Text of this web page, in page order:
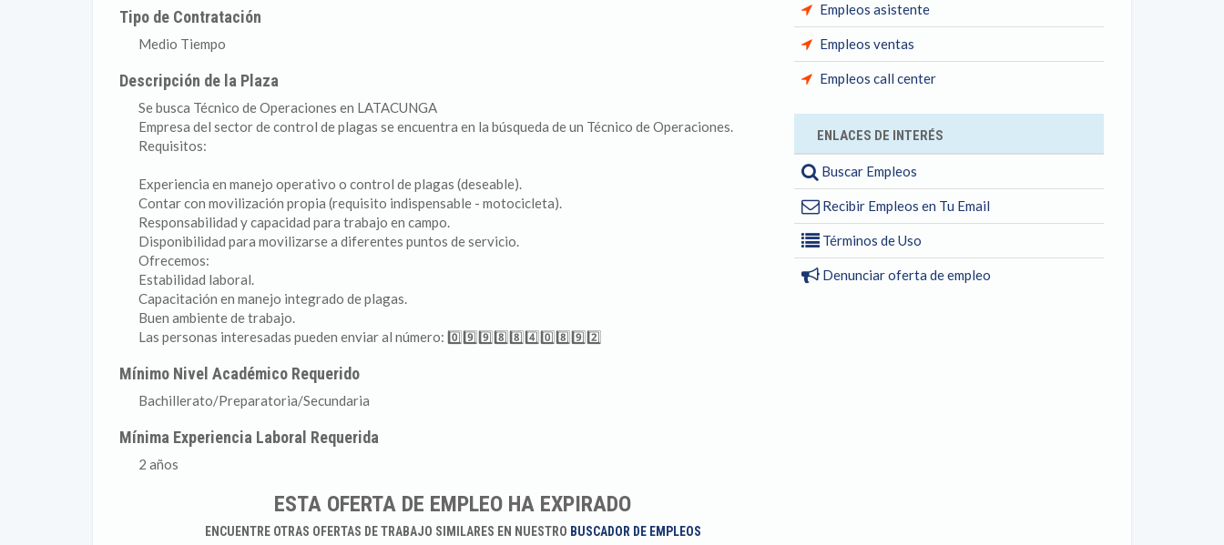
Tipo de Contratación
Medio Tiempo
Descripción de la Plaza
Se busca Técnico de Operaciones en LATACUNGA
Empresa del sector de control de plagas se encuentra en la búsqueda de un Técnico de Operaciones.
Requisitos:
Experiencia en manejo operativo o control de plagas (deseable).
Contar con movilización propia (requisito indispensable - motocicleta).
Responsabilidad y capacidad para trabajo en campo.
Disponibilidad para movilizarse a diferentes puntos de servicio.
Ofrecemos:
Estabilidad laboral.
Capacitación en manejo integrado de plagas.
Buen ambiente de trabajo.
Las personas interesadas pueden enviar al número: 0️⃣9️⃣9️⃣8️⃣8️⃣4️⃣0️⃣8️⃣9️⃣2️⃣
Mínimo Nivel Académico Requerido
Bachillerato/Preparatoria/Secundaria
Mínima Experiencia Laboral Requerida
2 años
ESTA OFERTA DE EMPLEO HA EXPIRADO
ENCUENTRE OTRAS OFERTAS DE TRABAJO SIMILARES EN NUESTRO BUSCADOR DE EMPLEOS
Empleos asistente
Empleos ventas
Empleos call center
ENLACES DE INTERÉS
Buscar Empleos
Recibir Empleos en Tu Email
Términos de Uso
Denunciar oferta de empleo